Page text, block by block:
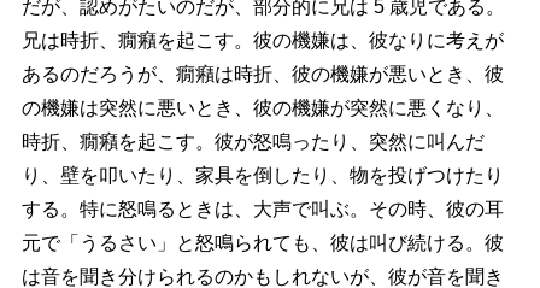
だが、認めがたいのだが、部分的に兄は 5 歳児である。
兄は時折、癇癪を起こす。彼の機嫌は、彼なりに考えが
あるのだろうが、癇癪は時折、彼の機嫌が悪いとき、彼
の機嫌は突然に悪いとき、彼の機嫌が突然に悪くなり、
時折、癇癪を起こす。彼が怒鳴ったり、突然に叫んだ
り、壁を叩いたり、家具を倒したり、物を投げつけたり
する。特に怒鳴るときは、大声で叫ぶ。その時、彼の耳
元で「うるさい」と怒鳴られても、彼は叫び続ける。彼
は音を聞き分けられるのかもしれないが、彼が音を聞き